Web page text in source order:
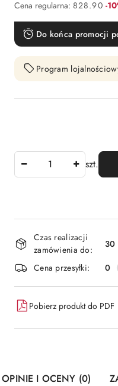
Cena regularna: 828.90 -
Do końca promocji
Program
szt.
Dostępność
i
dostawa
Czas realizacji
zamówienia do:
30
Cena przesyłki:
0
Pobierz produkt do PDF
OPINIE I OCENY (0)